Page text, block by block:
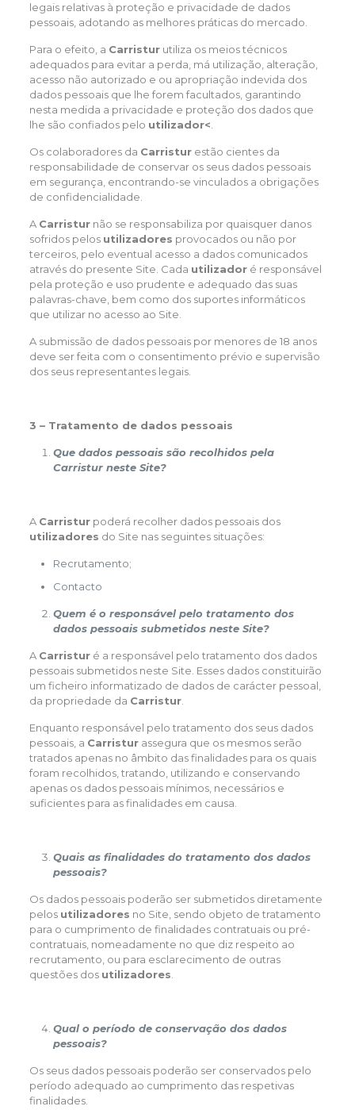
legais relativas à proteção e privacidade de dados
pessoais, adotando as melhores práticas do mercado.
Para o efeito, a Carristurutiliza os meios técnicos
adequados para evitar a perda, má utilização, alteração,
acesso não autorizado e ou apropriação indevida dos
dados pessoais que lhe forem facultados, garantindo
nesta medida a privacidade e proteção dos dados que
lhe são confiados pelo utilizador<
Os colaboradores da Carristurestão cientes da
responsabilidade de conservar os seus dados pessoais
em segurança, encontrando-se vinculados a obrigações
de confidencialidade.
A Carristurnão se responsabiliza por quaisquer danos
sofridos pelos utilizadores provocados ou não por
terceiros, pelo eventual acesso a dados comunicados
através do presente Site. Cada utilizadoré responsável
pela proteção e uso prudente e adequado das suas
palavras-chave, bem como dos suportes informáticos
que utilizar no acesso ao Site.
A submissão de dados pessoais por menores de 18 anos
deve ser feita com o consentimento prévio e supervisão
dos seus representantes legais.
3 – Tratamento de dados pessoais
Que dados pessoais são recolhidos pela
Carristur neste Site?
A Carristurpoderá recolher dados pessoais dos
utilizadores do Site nas seguintes situações:
Recrutamento;
Contacto
Quem é o responsável pelo tratamento dos
dados pessoais submetidos neste Site?
A Carristuré a responsável pelo tratamento dos dados
pessoais submetidos neste Site. Esses dados constituirão
um ficheiro informatizado de dados de carácter pessoal,
da propriedade da Carristur.
Enquanto responsável pelo tratamento dos seus dados
pessoais, a Carristurassegura que os mesmos serão
tratados apenas no âmbito das finalidades para os quais
foram recolhidos, tratando, utilizando e conservando
apenas os dados pessoais mínimos, necessários e
suficientes para as finalidades em causa.
Quais as finalidades do tratamento dos dados
pessoais?
Os dados pessoais poderão ser submetidos diretamente
pelos utilizadores no Site, sendo objeto de tratamento
para o cumprimento de finalidades contratuais ou pré-
contratuais, nomeadamente no que diz respeito ao
recrutamento, ou para esclarecimento de outras
questões dos utilizadores
Qual o período de conservação dos dados
pessoais?
Os seus dados pessoais poderão ser conservados pelo
período adequado ao cumprimento das respetivas
finalidades.